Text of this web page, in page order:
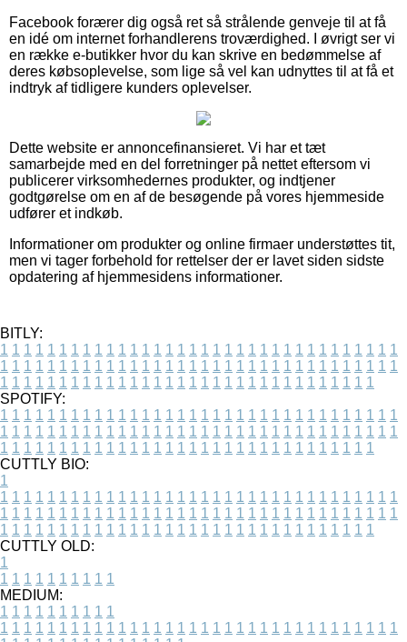
Facebook forærer dig også ret så strålende genveje til at få
en idé om internet forhandlerens troværdighed. I øvrigt ser vi
en række e-butikker hvor du kan skrive en bedømmelse af
deres købsoplevelse, som lige så vel kan udnyttes til at få et
indtryk af tidligere kunders oplevelser.
Dette website er annoncefinansieret. Vi har et tæt
samarbejde med en del forretninger på nettet eftersom vi
publicerer virksomhedernes produkter, og indtjener
godtgørelse om en af de besøgende på vores hjemmeside
udfører et indkøb.
Informationer om produkter og online firmaer understøttes tit,
men vi tager forbehold for rettelser der er lavet siden sidste
opdatering af hjemmesidens informationer.
BITLY:
1 1 1 1 1 1 1 1 1 1 1 1 1 1 1 1 1 1 1 1 1 1 1 1 1 1 1 1 1 1 1 1 1 1
1 1 1 1 1 1 1 1 1 1 1 1 1 1 1 1 1 1 1 1 1 1 1 1 1 1 1 1 1 1 1 1 1 1
1 1 1 1 1 1 1 1 1 1 1 1 1 1 1 1 1 1 1 1 1 1 1 1 1 1 1 1 1 1 1 1
SPOTIFY:
1 1 1 1 1 1 1 1 1 1 1 1 1 1 1 1 1 1 1 1 1 1 1 1 1 1 1 1 1 1 1 1 1 1
1 1 1 1 1 1 1 1 1 1 1 1 1 1 1 1 1 1 1 1 1 1 1 1 1 1 1 1 1 1 1 1 1 1
1 1 1 1 1 1 1 1 1 1 1 1 1 1 1 1 1 1 1 1 1 1 1 1 1 1 1 1 1 1 1 1
CUTTLY BIO:
1
1 1 1 1 1 1 1 1 1 1 1 1 1 1 1 1 1 1 1 1 1 1 1 1 1 1 1 1 1 1 1 1 1 1
1 1 1 1 1 1 1 1 1 1 1 1 1 1 1 1 1 1 1 1 1 1 1 1 1 1 1 1 1 1 1 1 1 1
1 1 1 1 1 1 1 1 1 1 1 1 1 1 1 1 1 1 1 1 1 1 1 1 1 1 1 1 1 1 1 1
CUTTLY OLD:
1
1 1 1 1 1 1 1 1 1 1
MEDIUM:
1 1 1 1 1 1 1 1 1 1
1 1 1 1 1 1 1 1 1 1 1 1 1 1 1 1 1 1 1 1 1 1 1 1 1 1 1 1 1 1 1 1 1 1